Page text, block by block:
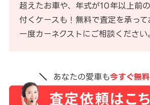
超えたお車や、年式が10年以上前
付くケースも！無料で査定を承って
一度カーネクストにご相談ください
あなたの愛車も今すぐ無料